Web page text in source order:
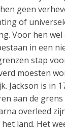
geen
of
Voor hen wel
in een
stap
moesten
Jackson is in
aan de grens
overleed
land. Het